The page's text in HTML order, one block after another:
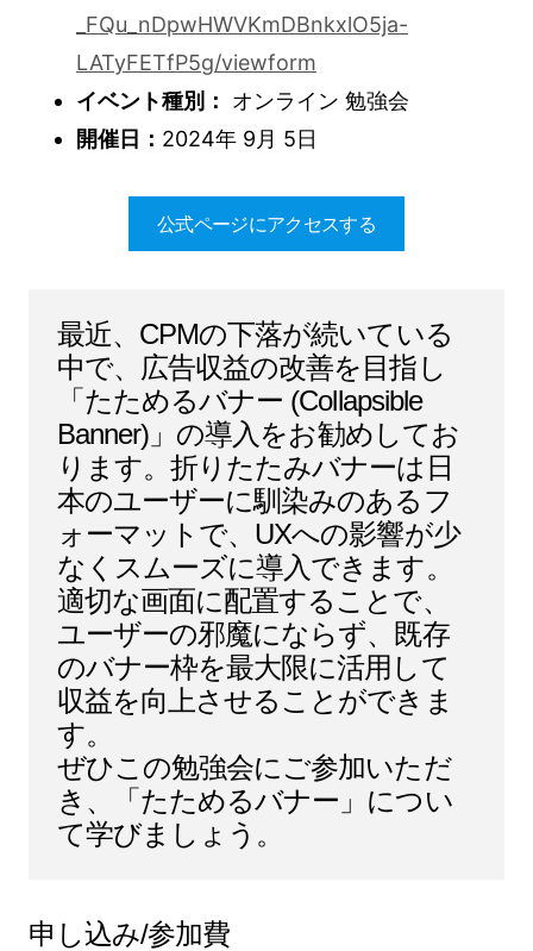
_FQu_nDpwHWVKmDBnkxlO5ja-
LATyFETfP5g/viewform
イベント種別：
オンライン 勉強会
開催日： 2024年 9月 5日
公式ページにアクセスする
最近、CPMの下落が続いている
中で、広告収益の改善を目指し
「たためるバナー (Collapsible
Banner)」の導入をお勧めしてお
ります。折りたたみバナーは日
本のユーザーに馴染みのあるフ
ォーマットで、UXへの影響が少
なくスムーズに導入できます。
適切な画面に配置することで、
ユーザーの邪魔にならず、既存
のバナー枠を最大限に活用して
収益を向上させることができま
す。
ぜひこの勉強会にご参加いただ
き、「たためるバナー」につい
て学びましょう。
申し込み/参加費